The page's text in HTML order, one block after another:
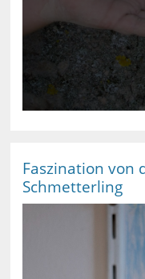
Faszination von
Schmetterling